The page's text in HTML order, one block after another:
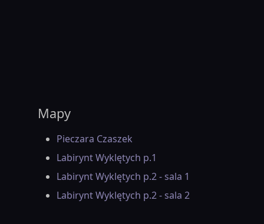
Mapy
Pieczara Czaszek
Labirynt Wyklętych p.1
Labirynt Wyklętych p.2 - sala 1
Labirynt Wyklętych p.2 - sala 2